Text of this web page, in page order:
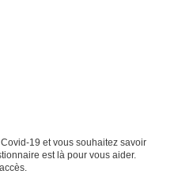
19 et vous souhaitez savoir
est là pour vous aider.